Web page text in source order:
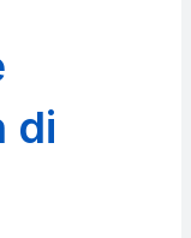
di